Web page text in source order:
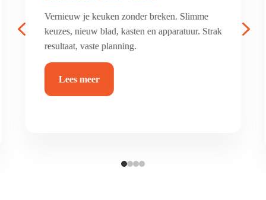
renovatie
Frisse, comfortabele badkamer of toilet met
luxe afwerking. Alles netjes betegeld, afgekit
en waterdicht.
Lees meer
4 5